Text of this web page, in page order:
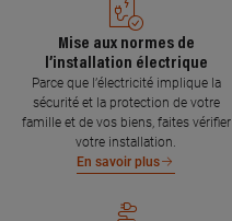
Mise aux normes de
l’installation électrique
Parce que l’électricité implique la
sécurité et la protection de votre
famille et de vos biens, faites vérifier
votre installation.
En savoir plus